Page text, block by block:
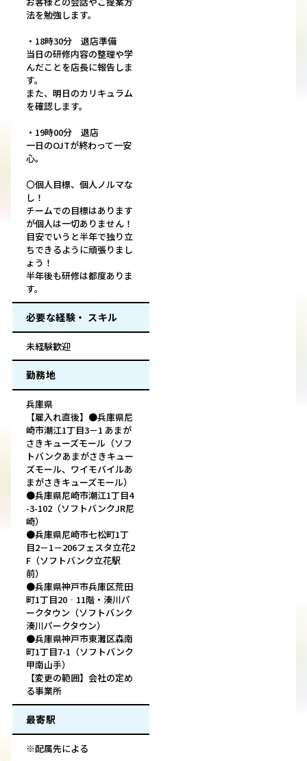
法を勉強します。
・18時30分 退店準備
当日の研修内容の整理や学
んだことを店長に報告しま
す。
また、明日のカリキュラム
を確認します。
・19時00分 退店
一日のOJTが終わって一安
心。
〇個人目標、個人ノルマな
し！
チームでの目標はあります
が個人は一切ありません！
目安でいうと半年で独り立
ちできるように頑張りまし
ょう！
半年後も研修は都度ありま
す。
必要な経験・ スキル
未経験歓迎
勤務地
兵庫県
【雇入れ直後】●兵庫県尼
崎市潮江1丁目3－1 あまが
さきキューズモール（ソフ
トバンクあまがさきキュー
ズモール、ワイモバイルあ
まがさきキューズモール）
●兵庫県尼崎市潮江1丁目4
-3-102（ソフトバンクJR尼
崎）
●兵庫県尼崎市七松町1丁
目2－1－206フェスタ立花2
F（ソフトバンク立花駅
前）
●兵庫県神戸市兵庫区荒田
町1丁目20‐11階・湊川パ
ークタウン（ソフトバンク
湊川パークタウン）
●兵庫県神戸市東灘区森南
町1丁目7-1（ソフトバンク
甲南山手）
【変更の範囲】会社の定め
る事業所
最寄駅
※配属先による